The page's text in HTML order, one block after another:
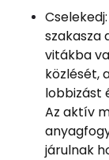
szakasza
vitákba
közlését,
lobbizást
Az aktív
járulnak